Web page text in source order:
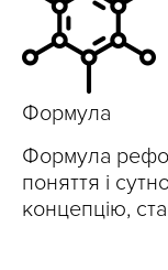
Формула
Формула
поняття і
концепцію,